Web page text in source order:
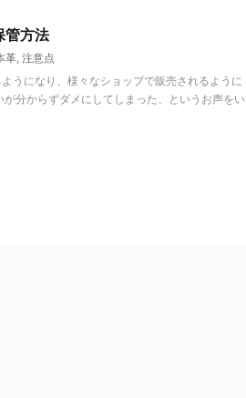
管方法
革, 注意点
うになり、様々なショップで販売されるように
分からずダメにしてしまった、というお声をい